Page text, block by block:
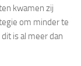
kwamen zij
om minder te
is al meer dan